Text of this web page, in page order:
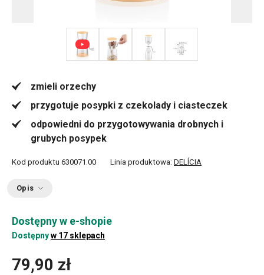
zmieli orzechy
przygotuje posypki z czekolady i ciasteczek
odpowiedni do przygotowywania drobnych i
grubych posypek
Kod produktu 630071.00 Linia produktowa: DELÍCIA
Opis
Dostępny w e-shopie
Dostępnyw 17 sklepach
79,90 zł